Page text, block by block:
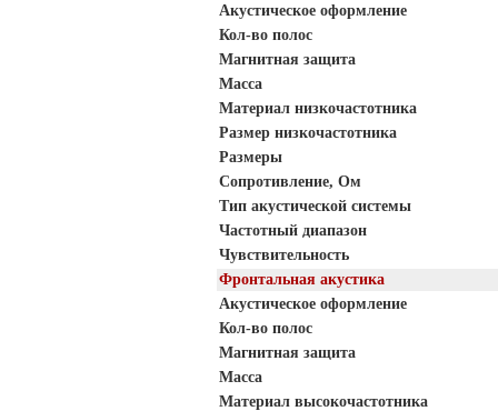
Акустическое оформление
Кол-во полос
Магнитная защита
Масса
Материал низкочастотника
Размер низкочастотника
Размеры
Сопротивление, Ом
Тип акустической системы
Частотный диапазон
Чувствительность
Фронтальная акустика
Акустическое оформление
Кол-во полос
Магнитная защита
Масса
Материал высокочастотника